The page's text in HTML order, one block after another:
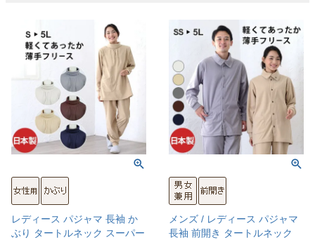
レディース パジャマ 長袖 か
ぶり タートルネック スーパー
メンズ / レディース パジャマ
長袖 前開き タートルネック